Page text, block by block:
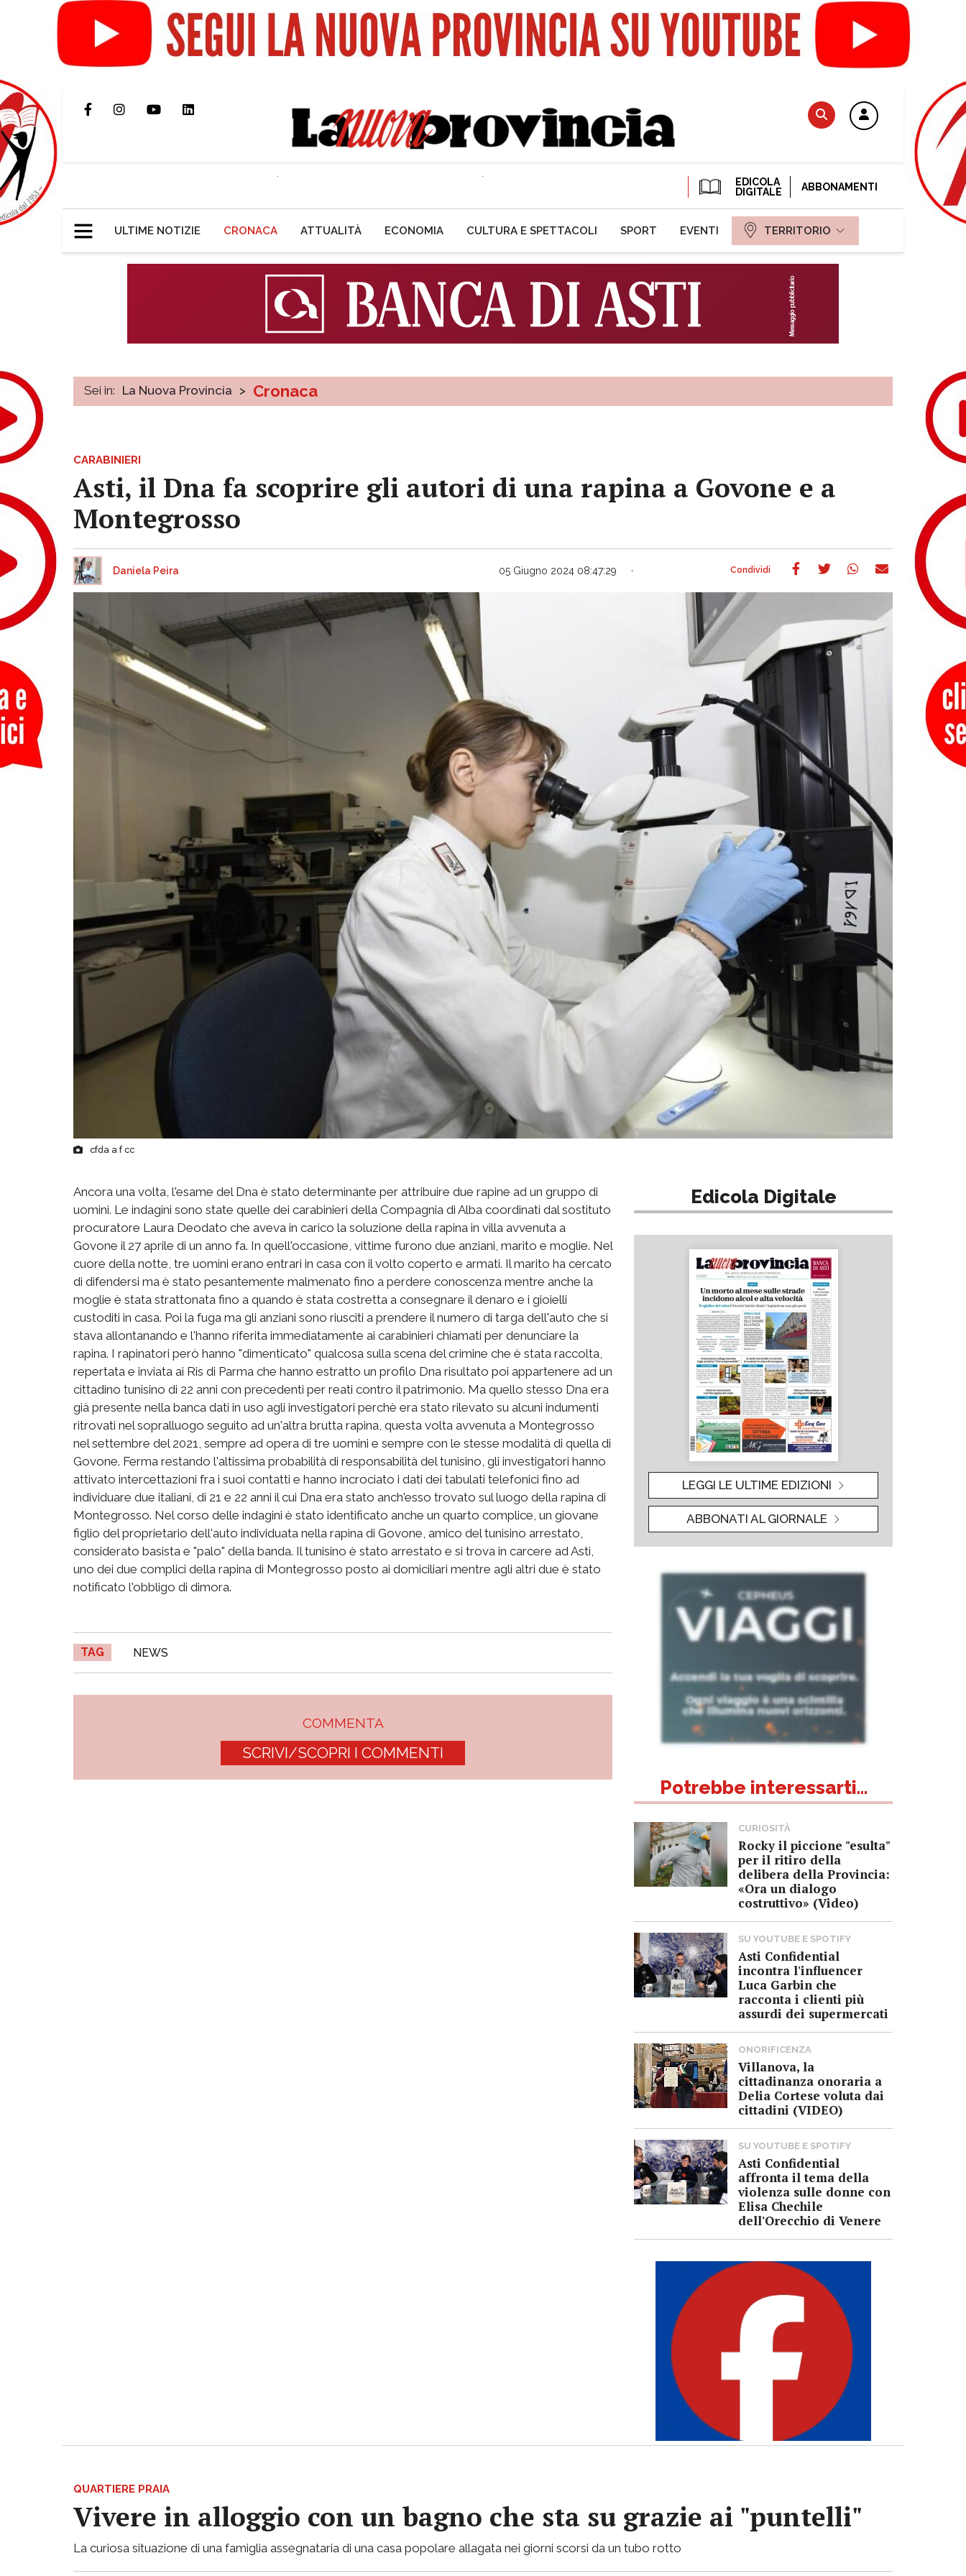
EDICOLA
DIGITALE
ABBONAMENTI
ULTIME NOTIZIE CRONACA ATTUALITÀ ECONOMIA CULTURA E SPETTACOLI SPORT EVENTI TERRITORIO
Sei in: La Nuova Provincia > Cronaca
CARABINIERI
Asti, il Dna fa scoprire gli autori di una rapina a Govone e a
Montegrosso
Daniela Peira 05 Giugno 2024 08:47:29
cfda a f cc
Ancora una volta, l'esame del Dna è stato determinante per attribuire due rapine ad un gruppo di
uomini. Le indagini sono state quelle dei carabinieri della Compagnia di Alba coordinati dal sostituto
procuratore Laura Deodato che aveva in carico la soluzione della rapina in villa avvenuta a
Govone il 27 aprile di un anno fa. In quell'occasione, vittime furono due anziani, marito e moglie. Nel
cuore della notte, tre uomini erano entrari in casa con il volto coperto e armati. Il marito ha cercato
di difendersi ma è stato pesantemente malmenato fino a perdere conoscenza mentre anche la
moglie è stata strattonata fino a quando è stata costretta a consegnare il denaro e i gioielli
custoditi in casa. Poi la fuga ma gli anziani sono riusciti a prendere il numero di targa dell'auto che si
stava allontanando e l'hanno riferita immediatamente ai carabinieri chiamati per denunciare la
rapina. I rapinatori però hanno "dimenticato" qualcosa sulla scena del crimine che è stata raccolta,
repertata e inviata ai Ris di Parma che hanno estratto un profilo Dna risultato poi appartenere ad un
cittadino tunisino di 22 anni con precedenti per reati contro il patrimonio. Ma quello stesso Dna era
già presente nella banca dati in uso agli investigatori perchè era stato rilevato su alcuni indumenti
ritrovati nel sopralluogo seguito ad un'altra brutta rapina, questa volta avvenuta a Montegrosso
nel settembre del 2021, sempre ad opera di tre uomini e sempre con le stesse modalità di quella di
Govone. Ferma restando l'altissima probabilità di responsabilità del tunisino, gli investigatori hanno
attivato intercettazioni fra i suoi contatti e hanno incrociato i dati dei tabulati telefonici fino ad
individuare due italiani, di 21 e 22 anni il cui Dna era stato anch'esso trovato sul luogo della rapina di
Montegrosso. Nel corso delle indagini è stato identificato anche un quarto complice, un giovane
figlio del proprietario dell'auto individuata nella rapina di Govone, amico del tunisino arrestato,
considerato basista e "palo" della banda. Il tunisino è stato arrestato e si trova in carcere ad Asti,
uno dei due complici della rapina di Montegrosso posto ai domiciliari mentre agli altri due è stato
notificato l'obbligo di dimora.
TAG NEWS
COMMENTA
SCRIVI/SCOPRI I COMMENTI
Edicola Digitale
LEGGI LE ULTIME EDIZIONI
ABBONATI AL GIORNALE
Potrebbe interessarti...
CURIOSITÀ
Rocky il piccione "esulta"
per il ritiro della
delibera della Provincia:
«Ora un dialogo
costruttivo» (Video)
SU YOUTUBE E SPOTIFY
Asti Confidential
incontra l'influencer
Luca Garbin che
racconta i clienti più
assurdi dei supermercati
ONORIFICENZA
Villanova, la
cittadinanza onoraria a
Delia Cortese voluta dai
cittadini (VIDEO)
SU YOUTUBE E SPOTIFY
Asti Confidential
affronta il tema della
violenza sulle donne con
Elisa Chechile
dell'Orecchio di Venere
QUARTIERE PRAIA
Vivere in alloggio con un bagno che sta su grazie ai "puntelli"
La curiosa situazione di una famiglia assegnataria di una casa popolare allagata nei giorni scorsi da un tubo rotto